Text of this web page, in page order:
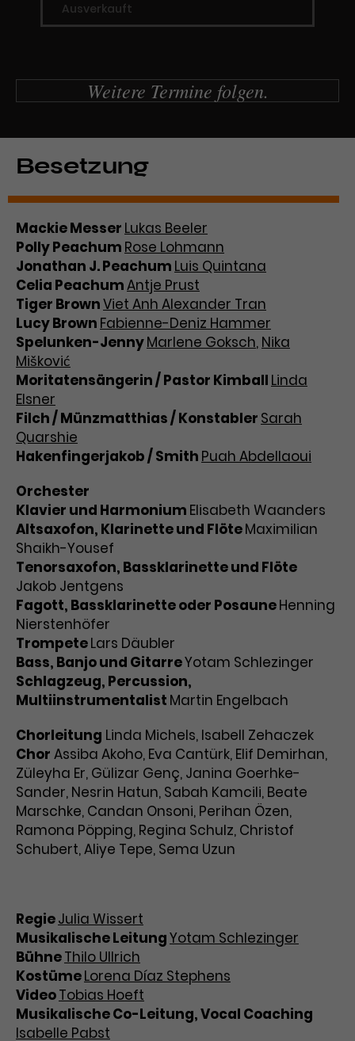
Ausverkauft
Weitere Termine folgen.
Besetzung
Mackie Messer Lukas Beeler
Polly Peachum Rose Lohmann
Jonathan J. Peachum Luis Quintana
Celia PeachumAntje Prust
Tiger BrownViet Anh Alexander Tran
Lucy Brown Fabienne-Deniz Hammer
Spelunken-JennyMarlene Goksch, Nika
Mišković
Moritatensängerin / Pastor Kimball Linda
Elsner
Filch / Münzmatthias / Konstabler Sarah
Quarshie
Hakenfingerjakob / Smith Puah Abdellaoui
Orchester
Klavier und Harmonium Elisabeth Waanders
Altsaxofon, Klarinette und FlöteMaximilian
Shaikh-Yousef
Tenorsaxofon, Bassklarinette und Flöte
Jakob Jentgens
Fagott, Bassklarinette oder PosauneHenning
Nierstenhöfer
TrompeteLars Däubler
Bass, Banjo und GitarreYotam Schlezinger
Schlagzeug, Percussion,
Multiinstrumentalist Martin Engelbach
Chorleitung Linda Michels, Isabell Zehaczek
Chor Assiba Akoho, Eva Cantürk, Elif Demirhan,
Züleyha Er, Gülizar Genç, Janina Goerhke-
Sander, Nesrin Hatun, Sabah Kamcili, Beate
Marschke, Candan Onsoni, Perihan Özen,
Ramona Pöpping, Regina Schulz, Christof
Schubert, Aliye Tepe, Sema Uzun
RegieJulia Wissert
Musikalische LeitungYotam Schlezinger
BühneThilo Ullrich
KostümeLorena Díaz Stephens
VideoTobias Hoeft
Musikalische Co-Leitung, Vocal Coaching
Isabelle Pabst